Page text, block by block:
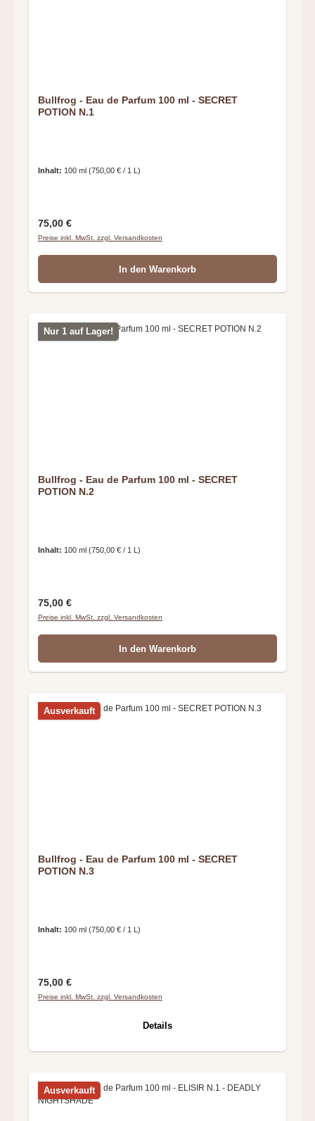
Bullfrog - Eau de Parfum 100 ml - SECRET
POTION N.1
Inhalt: 100 ml (750,00 € / 1 L)
Regulärer Preis:
75,00 €
Preise inkl. MwSt. zzgl. Versandkosten
In den Warenkorb
Nur 1 auf Lager!
Bullfrog - Eau de Parfum 100 ml - SECRET
POTION N.2
Inhalt: 100 ml (750,00 € / 1 L)
Regulärer Preis:
75,00 €
Preise inkl. MwSt. zzgl. Versandkosten
In den Warenkorb
Ausverkauft
Bullfrog - Eau de Parfum 100 ml - SECRET
POTION N.3
Inhalt: 100 ml (750,00 € / 1 L)
Regulärer Preis:
75,00 €
Preise inkl. MwSt. zzgl. Versandkosten
Details
Ausverkauft